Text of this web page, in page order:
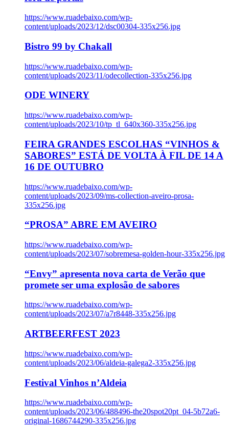
https://www.ruadebaixo.com/wp-
content/uploads/2023/12/dsc00304-335x256.jpg
Bistro 99 by Chakall
https://www.ruadebaixo.com/wp-
content/uploads/2023/11/odecollection-335x256.jpg
ODE WINERY
https://www.ruadebaixo.com/wp-
content/uploads/2023/10/tp_tl_640x360-335x256.jpg
FEIRA GRANDES ESCOLHAS “VINHOS &
SABORES” ESTÁ DE VOLTA À FIL DE 14 A
16 DE OUTUBRO
https://www.ruadebaixo.com/wp-
content/uploads/2023/09/ms-collection-aveiro-prosa-
335x256.jpg
“PROSA” ABRE EM AVEIRO
https://www.ruadebaixo.com/wp-
content/uploads/2023/07/sobremesa-golden-hour-335x256.jpg
“Envy” apresenta nova carta de Verão que
promete ser uma explosão de sabores
https://www.ruadebaixo.com/wp-
content/uploads/2023/07/a7r8448-335x256.jpg
ARTBEERFEST 2023
https://www.ruadebaixo.com/wp-
content/uploads/2023/06/aldeia-galega2-335x256.jpg
Festival Vinhos n’Aldeia
https://www.ruadebaixo.com/wp-
content/uploads/2023/06/488496-the20spot20pt_04-5b72a6-
original-1686744290-335x256.jpg